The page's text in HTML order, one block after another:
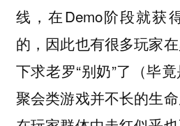
线，在Demo阶段就获
的，因此也有很多玩家
下求老罗“别奶”了（毕
聚会类游戏并不长的生